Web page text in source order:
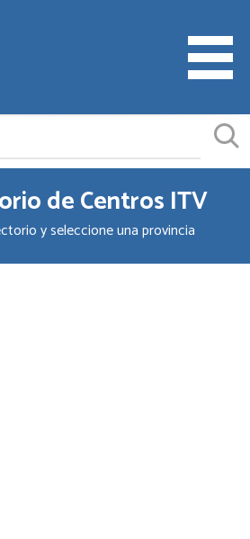
de Centros ITV
y seleccione una provincia